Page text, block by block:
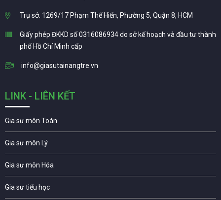
Trụ sở: 1269/17 Phạm Thế Hiển, Phường 5, Quận 8, HCM
Giấy phép ĐKKD số 0316086934 do sở kế hoạch và đầu tư thành
phố Hồ Chí Minh cấp
info@giasutainangtre.vn
LINK - LIÊN KẾT
Gia sư môn Toán
Gia sư môn Lý
Gia sư môn Hóa
Gia sư tiểu học